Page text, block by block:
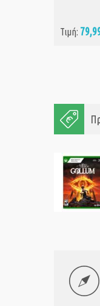
Τιμή: